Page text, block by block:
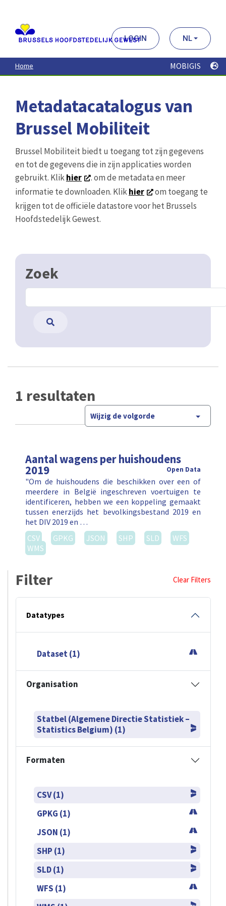
contenu
principal
LOGIN NL
Home MOBIGIS
Metadatacatalogus van
Brussel Mobiliteit
Brussel Mobiliteit biedt u toegang tot zijn gegevens
en tot de gegevens die in zijn applicaties worden
gebruikt. Klikhier
. om de metadata en meer
informatie te downloaden. Klikhier
om toegang te
krijgen tot de officiële datastore voor het Brussels
Hoofdstedelijk Gewest.
Zoek
1 resultaten
Wijzig de volgorde
Aantal wagens per huishoudens
2019 Open Data
"Om de huishoudens die beschikken over een of
meerdere in België ingeschreven voertuigen te
identificeren, hebben we een koppeling gemaakt
tussen enerzijds het bevolkingsbestand 2019 en
het DIV 2019 en …
CSV
GPKG JSON SHP SLD
WFS
WMS
Filter Clear Filters
Datatypes
Dataset (1)
Organisation
Statbel (Algemene Directie Statistiek –
Statistics Belgium) (1)
Formaten
CSV (1)
GPKG (1)
JSON (1)
SHP (1)
SLD (1)
WFS (1)